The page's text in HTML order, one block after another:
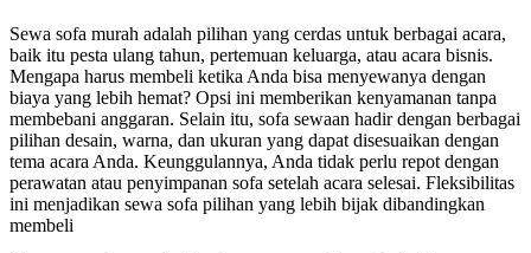
Sewa sofa murah adalah pilihan yang cerdas untuk berbagai acara,
baik itu pesta ulang tahun, pertemuan keluarga, atau acara bisnis.
Mengapa harus membeli ketika Anda bisa menyewanya dengan
biaya yang lebih hemat? Opsi ini memberikan kenyamanan tanpa
membebani anggaran. Selain itu, sofa sewaan hadir dengan berbagai
pilihan desain, warna, dan ukuran yang dapat disesuaikan dengan
tema acara Anda. Keunggulannya, Anda tidak perlu repot dengan
perawatan atau penyimpanan sofa setelah acara selesai. Fleksibilitas
ini menjadikan sewa sofa pilihan yang lebih bijak dibandingkan
membeli